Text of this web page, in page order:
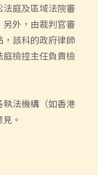
庭及區域法院審
外，由裁判官審
該科的政府律師
檢控主任負責檢
法機構（如香港
。